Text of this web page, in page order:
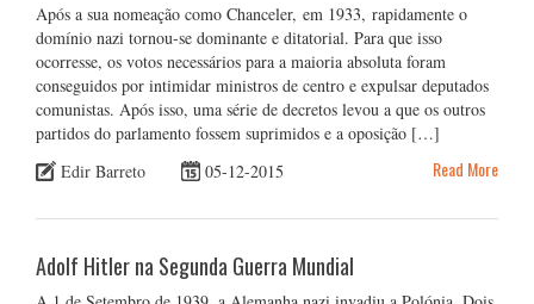
Após a sua nomeação como Chanceler, em 1933, rapidamente o
domínio nazi tornou-se dominante e ditatorial. Para que isso
ocorresse, os votos necessários para a maioria absoluta foram
conseguidos por intimidar ministros de centro e expulsar deputados
comunistas. Após isso, uma série de decretos levou a que os outros
partidos do parlamento fossem suprimidos e a oposição […]
Edir Barreto
05-12-2015 Read More
Adolf Hitler na Segunda Guerra Mundial